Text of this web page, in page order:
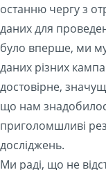
останню чергу з
даних для
було вперше, ми
даних різних
достовірне,
що нам
приголомшливі
досліджень.
Ми раді, що не